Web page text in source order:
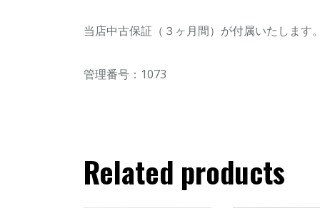
当店中古保証（３ヶ月間）が付属いたします
管理番号：1073
Related products